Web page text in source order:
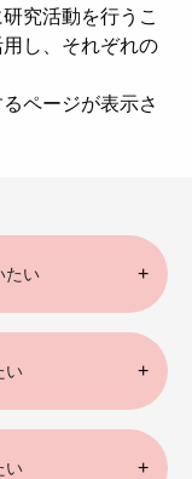
究活動を行うこ
し、それぞれの
ページが表示さ
たい
い
い